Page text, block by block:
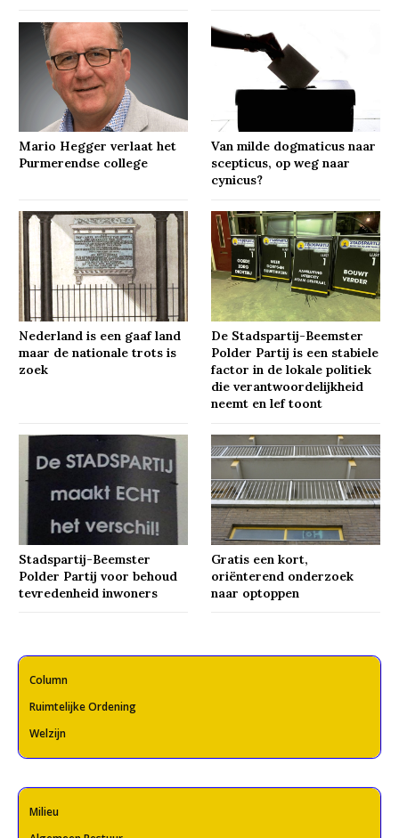
Mario Hegger verlaat het
Purmerendse college
Van milde dogmaticus naar
scepticus, op weg naar
cynicus?
Nederland is een gaaf land
maar de nationale trots is
zoek
De Stadspartij-Beemster
Polder Partij is een stabiele
factor in de lokale politiek
die verantwoordelijkheid
neemt en lef toont
Stadspartij-Beemster
Polder Partij voor behoud
tevredenheid inwoners
Gratis een kort,
oriënterend onderzoek
naar optoppen
Column
Ruimtelijke Ordening
Welzijn
Milieu